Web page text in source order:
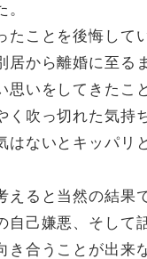
たことを後悔して
居から離婚に至る
思いをしてきたこ
く吹っ切れた気持
はないとキッパリ
えると当然の結果
自己嫌悪、そして
き合うことが出来